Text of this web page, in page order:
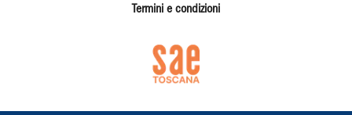
Termini e condizioni